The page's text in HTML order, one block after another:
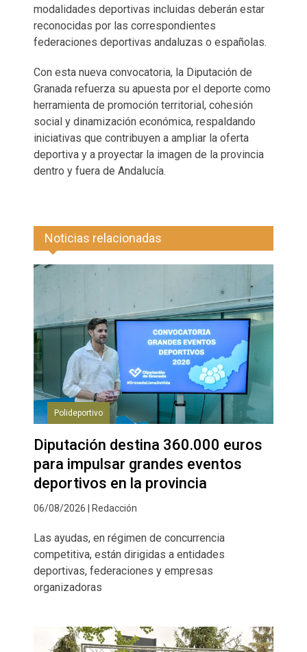
modalidades deportivas incluidas deberán estar
reconocidas por las correspondientes
federaciones deportivas andaluzas o españolas.
Con esta nueva convocatoria, la Diputación de
Granada refuerza su apuesta por el deporte como
herramienta de promoción territorial, cohesión
social y dinamización económica, respaldando
iniciativas que contribuyen a ampliar la oferta
deportiva y a proyectar la imagen de la provincia
dentro y fuera de Andalucía.
Noticias relacionadas
Polideportivo
Diputación destina 360.000 euros
para impulsar grandes eventos
deportivos en la provincia
06/08/2026 | Redacción
Las ayudas, en régimen de concurrencia
competitiva, están dirigidas a entidades
deportivas, federaciones y empresas
organizadoras